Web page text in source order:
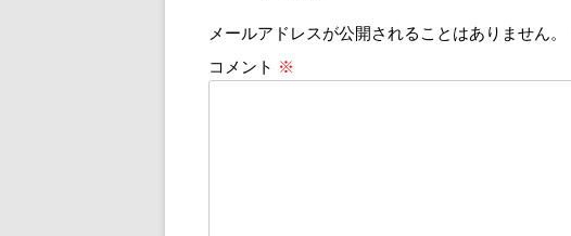
シ
ョ
メールアドレスが公開されることはありません。
コメント ※